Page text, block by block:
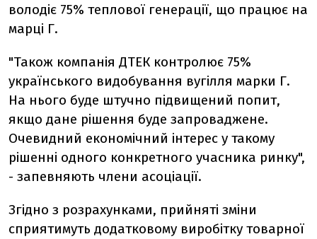
володіє 75% теплової генерації, що працює на
марці Г.
"Також компанія ДТЕК контролює 75%
українського видобування вугілля марки Г.
На нього буде штучно підвищений попит,
якщо дане рішення буде запроваджене.
Очевидний економічний інтерес у такому
рішенні одного конкретного учасника ринку",
- запевняють члени асоціації.
Згідно з розрахунками, прийняті зміни
сприятимуть додатковому виробітку товарної